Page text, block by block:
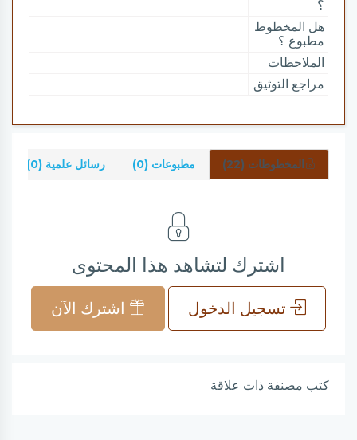
؟
هل المخطوط
مطبوع ؟
الملاحظات
مراجع التوثيق
المخطوطات (22) مطبوعات (0) رسائل علمية (0)
اشترك لتشاهد هذا المحتوى
تسجيل الدخول اشترك الآن
كتب مصنفة ذات علاقة